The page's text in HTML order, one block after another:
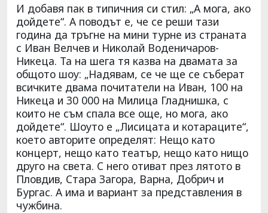
И добавя пак в типичния си стил: „А мога, ако
дойдете“. А поводът е, че се реши тази
година да тръгне на мини турне из страната
с Иван Велчев и Николай Воденичаров-
Никеца. Та на шега тя казва на двамата за
общото шоу: „Надявам, се че ще се съберат
всичките двама почитатели на Иван, 100 на
Никеца и 30 000 на Милица Гладнишка, с
които не съм спала все още, но мога, ако
дойдете“. Шоуто е „Лисицата и котараците“,
което авторите определят: Нещо като
концерт, нещо като театър, нещо като нищо
друго на света. С него отиват през лятото в
Пловдив, Стара Загора, Варна, Добрич и
Бургас. А има и вариант за представления в
чужбина.